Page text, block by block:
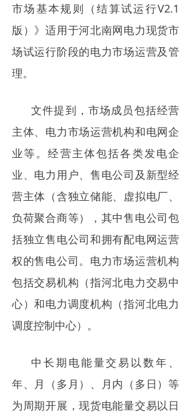
电力市场
招中标信息
招聘
市场基本规则（结算试运行V2.1
版）》适用于河北南网电力现货市
场试运行阶段的电力市场运营及管
理。
文件提到，市场成员包括经营
主体、电力市场运营机构和电网企
业等。经营主体包括各类发电企
业、电力用户、售电公司及新型经
营主体（含独立储能、虚拟电厂、
负荷聚合商等），其中售电公司包
括独立售电公司和拥有配电网运营
权的售电公司。电力市场运营机构
包括交易机构（指河北电力交易中
心）和电力调度机构（指河北电力
调度控制中心）。
中长期电能量交易以数年、
年、月（多月）、月内（多日）等
为周期开展，现货电能量交易以日